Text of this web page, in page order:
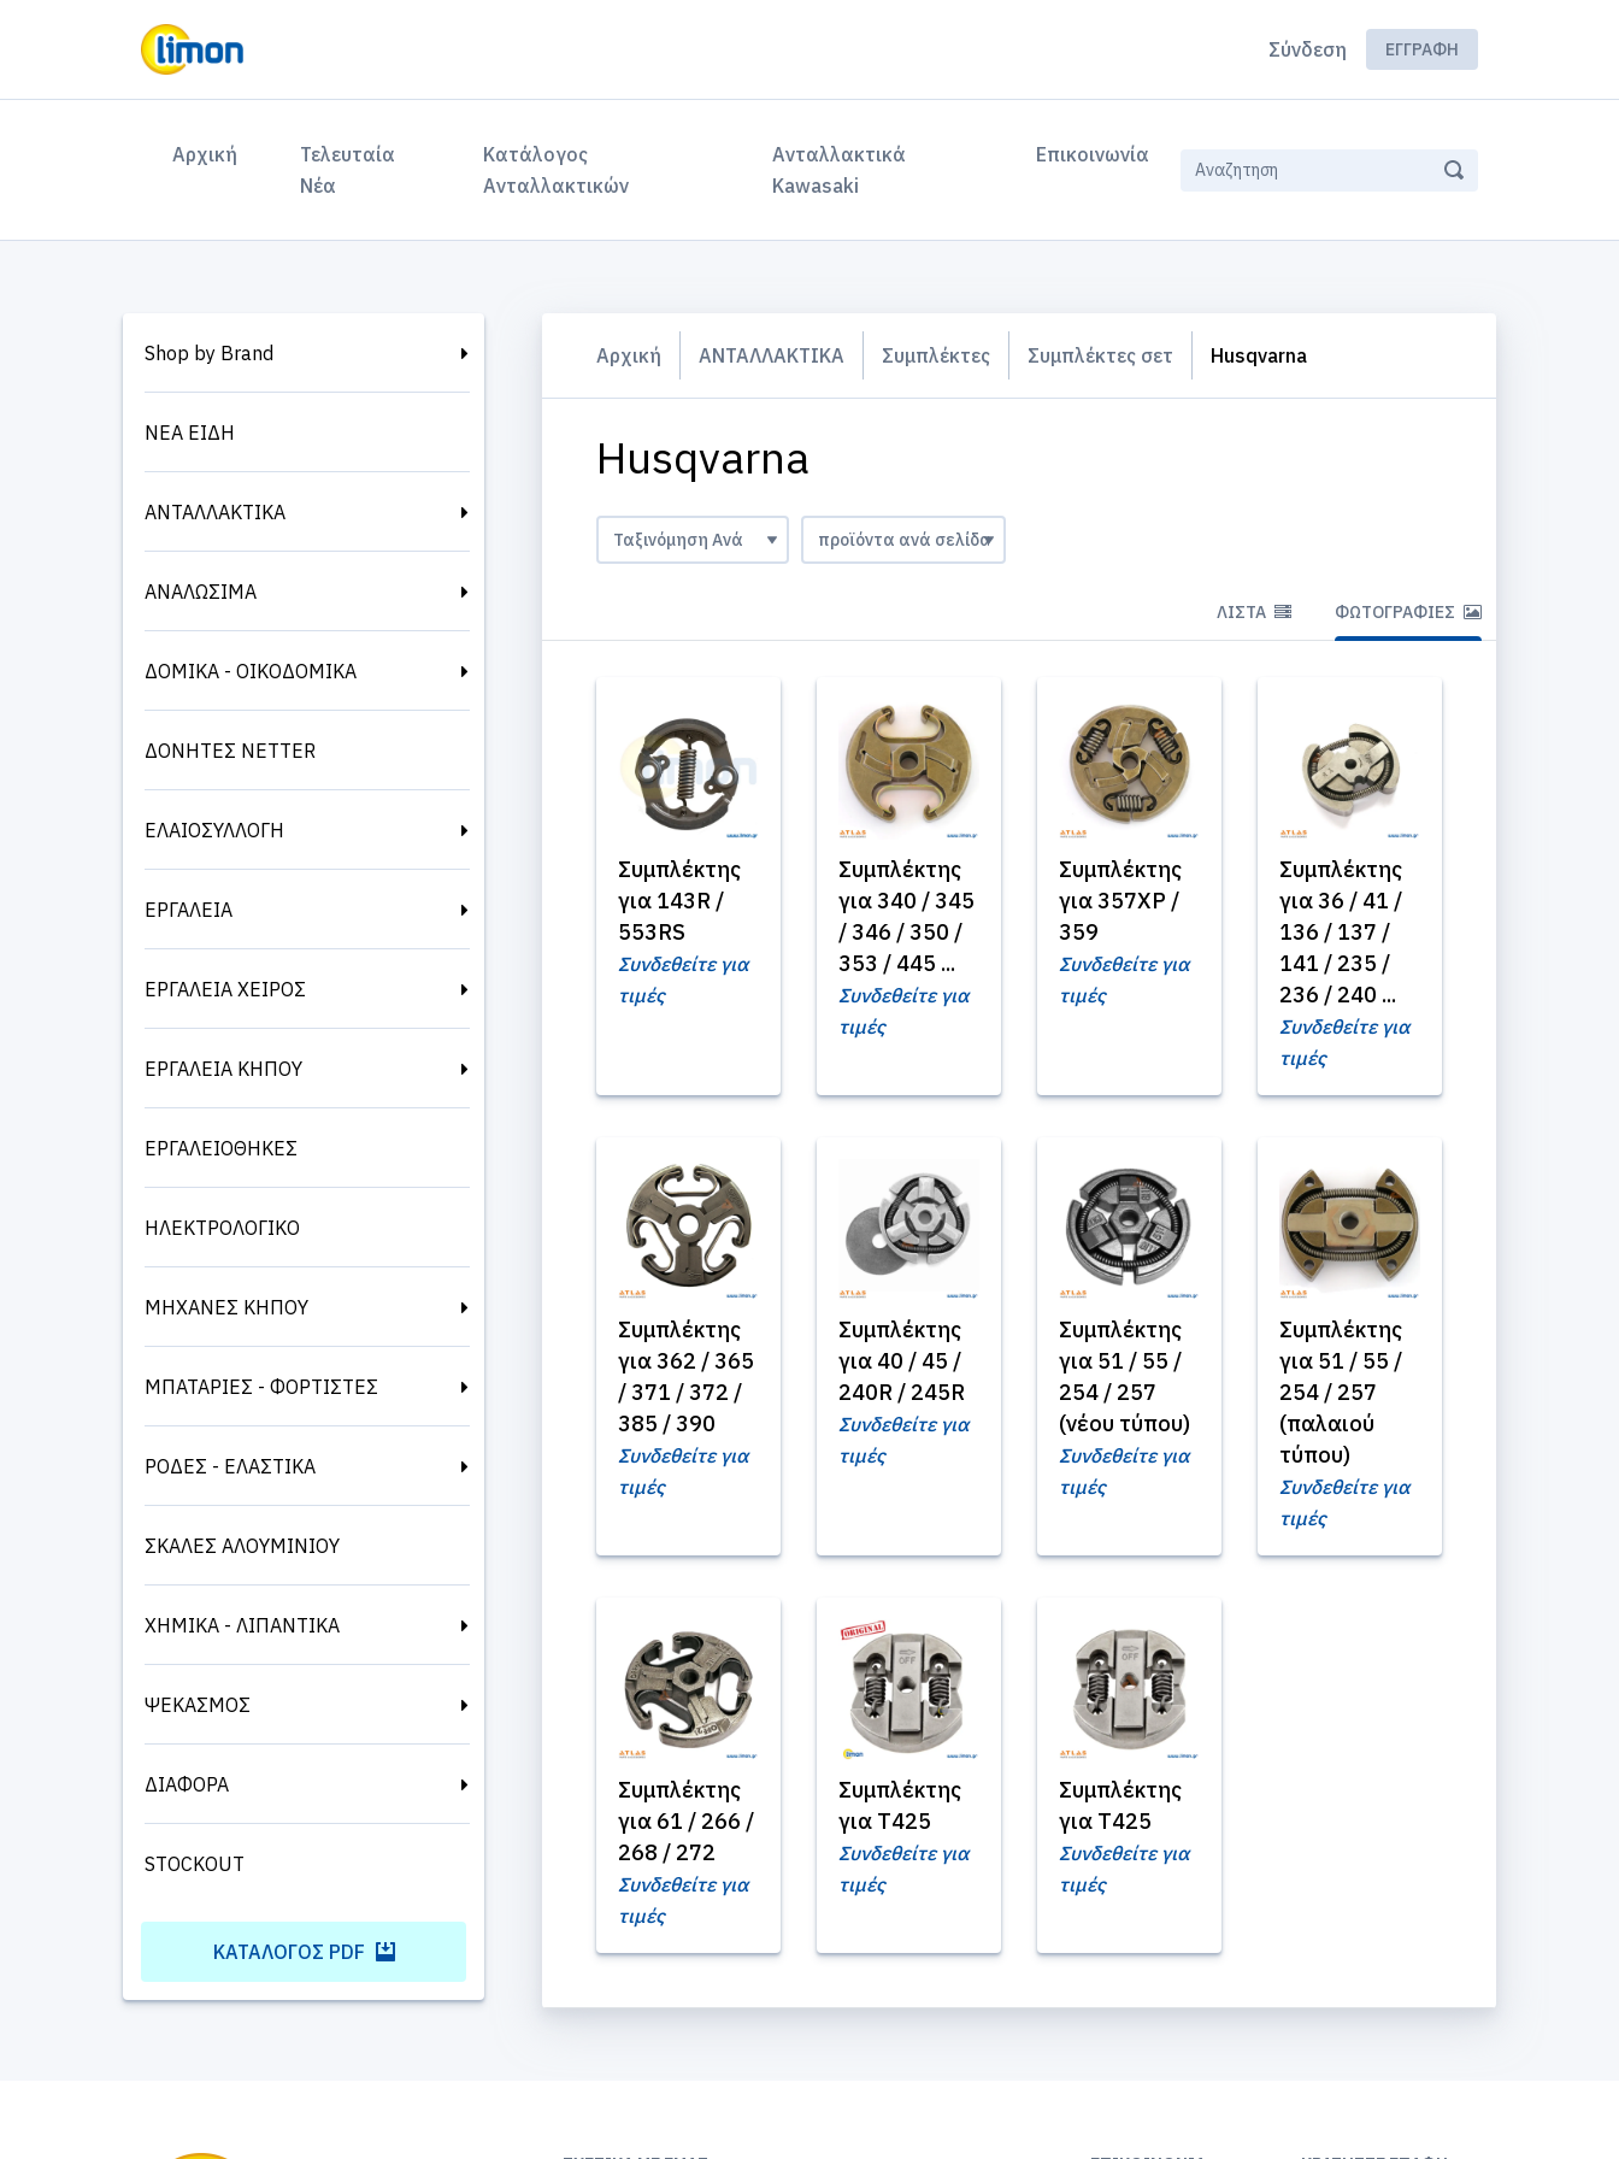
Σύνδεση ΕΓΓΡΑΦΉ
Αρχική (current)Τελευταία
Νέα
Κατάλογος
Ανταλλακτικών
Ανταλλακτικά
Kawasaki
Επικοινωνία
Shop by Brand
ΝΕΑ ΕΙΔΗ
ΑΝΤΑΛΛΑΚΤΙΚΑ
ΑΝΑΛΩΣΙΜΑ
ΔΟΜΙΚΑ - ΟΙΚΟΔΟΜΙΚΑ
ΔΟΝΗΤΕΣ NETTER
ΕΛΑΙΟΣΥΛΛΟΓΗ
ΕΡΓΑΛΕΙΑ
ΕΡΓΑΛΕΙΑ ΧΕΙΡΟΣ
ΕΡΓΑΛΕΙΑ ΚΗΠΟΥ
ΕΡΓΑΛΕΙΟΘΗΚΕΣ
ΗΛΕΚΤΡΟΛΟΓΙΚΟ
ΜΗΧΑΝΕΣ ΚΗΠΟΥ
ΜΠΑΤΑΡΙΕΣ - ΦΟΡΤΙΣΤΕΣ
ΡΟΔΕΣ - ΕΛΑΣΤΙΚΑ
ΣΚΑΛΕΣ ΑΛΟΥΜΙΝΙΟΥ
ΧΗΜΙΚΑ - ΛΙΠΑΝΤΙΚΑ
ΨΕΚΑΣΜΟΣ
ΔΙΑΦΟΡΑ
STOCKOUT
ΚΑΤΆΛΟΓΟΣ PDF
Αρχική ΑΝΤΑΛΛΑΚΤΙΚΑ Συμπλέκτες Συμπλέκτες σετ Husqvarna
Husqvarna
ΛΊΣΤΑ ΦΩΤΟΓΡΑΦΊΕΣ
Συμπλέκτης
για 143R /
553RS
Συνδεθείτε για
τιμές
Συμπλέκτης
για 340 / 345
/ 346 / 350 /
353 / 445 ...
Συνδεθείτε για
τιμές
Συμπλέκτης
για 357XP /
359
Συνδεθείτε για
τιμές
Συμπλέκτης
για 36 / 41 /
136 / 137 /
141 / 235 /
236 / 240 ...
Συνδεθείτε για
τιμές
Συμπλέκτης
για 362 / 365
/ 371 / 372 /
385 / 390
Συνδεθείτε για
τιμές
Συμπλέκτης
για 40 / 45 /
240R / 245R
Συνδεθείτε για
τιμές
Συμπλέκτης
για 51 / 55 /
254 / 257
(νέου τύπου)
Συνδεθείτε για
τιμές
Συμπλέκτης
για 51 / 55 /
254 / 257
(παλαιού
τύπου)
Συνδεθείτε για
τιμές
Συμπλέκτης
για 61 / 266 /
268 / 272
Συνδεθείτε για
τιμές
Συμπλέκτης
για T425
Συνδεθείτε για
τιμές
Συμπλέκτης
για T425
Συνδεθείτε για
τιμές